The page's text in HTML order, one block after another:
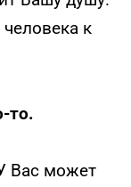
к
то.
Вас может